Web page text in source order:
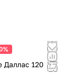
Даллас 120